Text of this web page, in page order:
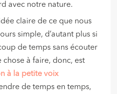
avec notre nature.
claire de ce que nous
simple, d’autant plus si
de temps sans écouter
à faire, donc, est
à la petite voix
de temps en temps,